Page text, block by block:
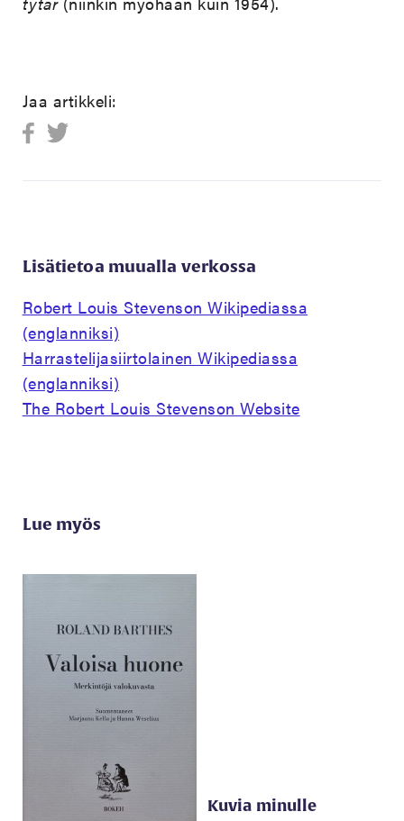
Jaa artikkeli:
Lisätietoa muualla verkossa
Robert Louis Stevenson Wikipediassa
(englanniksi)
Harrastelijasiirtolainen Wikipediassa
(englanniksi)
The Robert Louis Stevenson Website
Lue myös
Kuvia minulle